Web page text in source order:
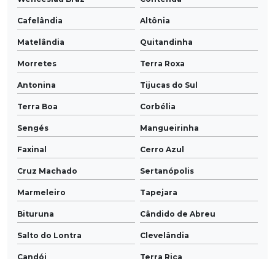
Cafelândia Altônia
Matelândia Quitandinha
Morretes Terra Roxa
Antonina Tijucas do Sul
Terra Boa Corbélia
Sengés Mangueirinha
Faxinal Cerro Azul
Cruz Machado Sertanópolis
Marmeleiro Tapejara
Bituruna Cândido de Abreu
Salto do Lontra Clevelândia
Candói Terra Rica